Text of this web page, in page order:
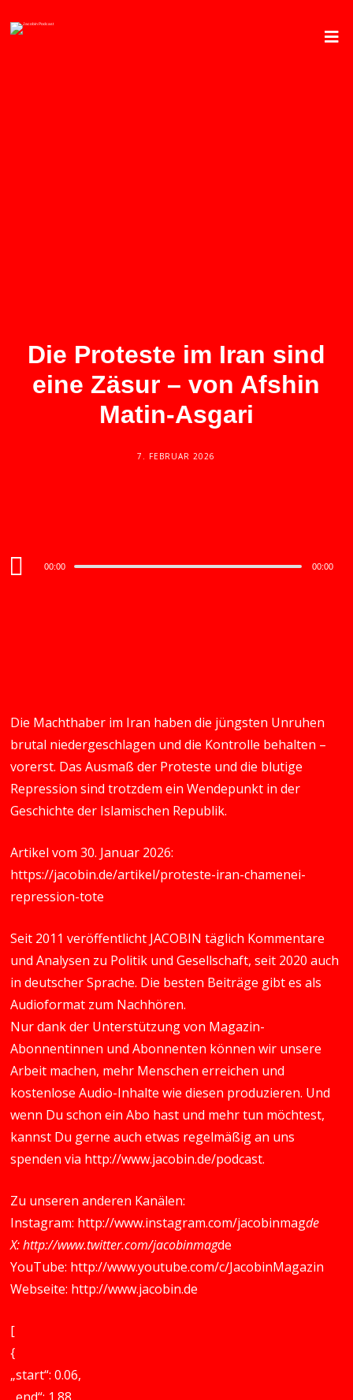
Die Proteste im Iran sind
eine Zäsur – von Afshin
Matin-Asgari
7. FEBRUAR 2026
Audio
00:00 00:00
Die Machthaber im Iran haben die jüngsten Unruhen
brutal niedergeschlagen und die Kontrolle behalten –
vorerst. Das Ausmaß der Proteste und die blutige
Repression sind trotzdem ein Wendepunkt in der
Geschichte der Islamischen Republik.
Artikel vom 30. Januar 2026:
https://jacobin.de/artikel/proteste-iran-chamenei-
repression-tote
Seit 2011 veröffentlicht JACOBIN täglich Kommentare
und Analysen zu Politik und Gesellschaft, seit 2020 auch
in deutscher Sprache. Die besten Beiträge gibt es als
Audioformat zum Nachhören.
Nur dank der Unterstützung von Magazin-
Abonnentinnen und Abonnenten können wir unsere
Arbeit machen, mehr Menschen erreichen und
kostenlose Audio-Inhalte wie diesen produzieren. Und
wenn Du schon ein Abo hast und mehr tun möchtest,
kannst Du gerne auch etwas regelmäßig an uns
spenden via http://www.jacobin.de/podcast.
Zu unseren anderen Kanälen:
Instagram: http://www.instagram.com/jacobinmagde
X:http://www.twitter.com/jacobinmagde
YouTube: http://www.youtube.com/c/JacobinMagazin
Webseite: http://www.jacobin.de
[
{
„start“: 0.06,